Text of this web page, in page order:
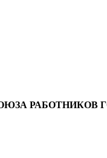
РАБОТНИКОВ